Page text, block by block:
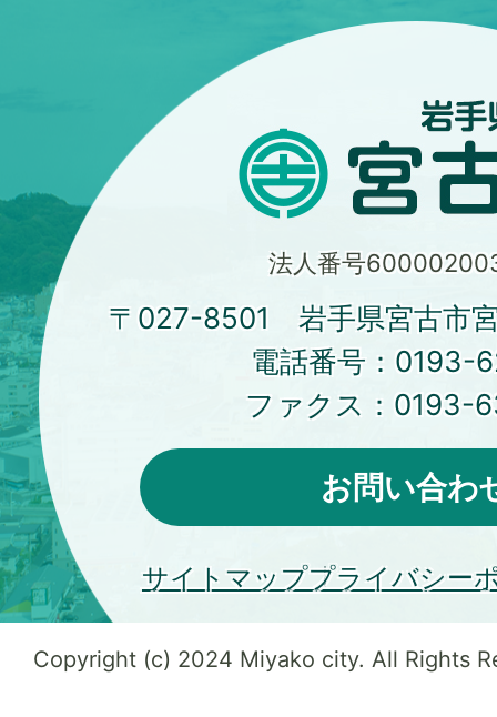
法人番号
〒027-8501 岩手県宮古市
電話番号： 0193-
ファクス： 0193-
お問い合わ
サイトマッププライバシー
Copyright (c) 2024 Miyako city. All Rights